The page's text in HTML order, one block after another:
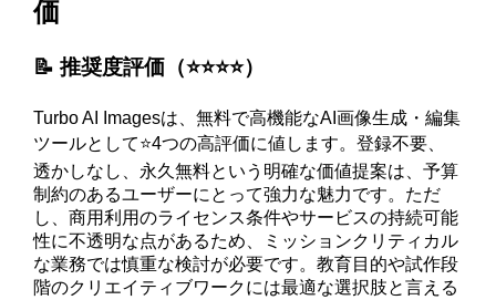
価
📝 推奨度評価（⭐️⭐️⭐️⭐️）
Turbo AI Imagesは、無料で高機能なAI画像生成・編集
ツールとして⭐️4つの高評価に値します。登録不要、
透かしなし、永久無料という明確な価値提案は、予算
制約のあるユーザーにとって強力な魅力です。ただ
し、商用利用のライセンス条件やサービスの持続可能
性に不透明な点があるため、ミッションクリティカル
な業務では慎重な検討が必要です。教育目的や試作段
階のクリエイティブワークには最適な選択肢と言える